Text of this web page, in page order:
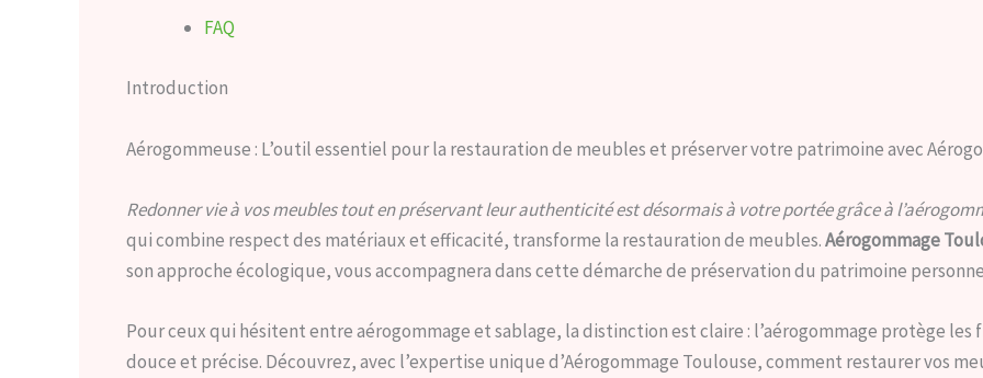
FAQ
Introduction
Aérogommeuse : L’outil essentiel pour la restauration de meubles et préserver votre patrimoine avec
Redonner vie à vos meubles tout en préservant leur authenticité est désormais à votre portée grâce à
qui combine respect des matériaux et efficacité, transforme la restauration de meubles.Aérogommage
son approche écologique, vous accompagnera dans cette démarche de préservation du patrimoine
Pour ceux qui hésitent entre aérogommage et sablage, la distinction est claire : l’aérogommage protège
douce et précise. Découvrez, avec l’expertise unique d’Aérogommage Toulouse, comment restaurer vos